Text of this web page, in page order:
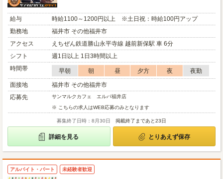
給与
時給1100～1200円以上 ※土日祝：時給100円アップ
勤務地
福井市 その他福井市
アクセス
えちぜん鉄道勝山永平寺線 越前新保駅 車 6分
シフト
週1日以上 1日3時間以上
時間帯
早朝 朝 昼 夕方 夜
夜勤
面接地
福井市 その他福井市
応募先
サンマルクカフェ エルパ福井店
※ こちらの求人はWEB応募のみとなります
募集終了日時：8月30日 掲載終了まであと23日
詳細を見る とりあえず保存
アルバイト・パート 未経験者歓迎